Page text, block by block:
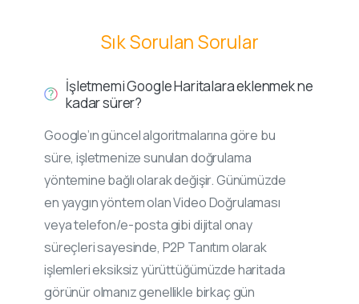
Sık Sorulan Sorular
İşletmemi Google Haritalara eklenmek ne
kadar sürer?
Google’ın güncel algoritmalarına göre bu
süre, işletmenize sunulan doğrulama
yöntemine bağlı olarak değişir. Günümüzde
en yaygın yöntem olan Video Doğrulaması
veya telefon/e-posta gibi dijital onay
süreçleri sayesinde, P2P Tanıtım olarak
işlemleri eksiksiz yürüttüğümüzde haritada
görünür olmanız genellikle birkaç gün